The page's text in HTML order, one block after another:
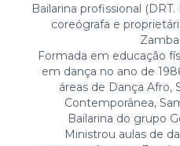
Bailarina profissional (DRT.
coreógrafa e
Formada em educação
em dança no ano de
áreas de Dança Afro,
Contemporânea,
Bailarina do grupo
Ministrou aulas de